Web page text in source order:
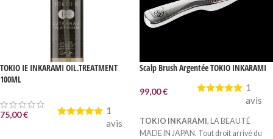
TOKIO IE INKARAMI OIL.TREATMENT
100ML
75,00€
1
avis
Scalp Brush Argentée TOKIO INKARAMI
99,00€
1
avis
TOKIO INKARAMI , LA BEAUTÉ
MADE IN JAPAN. Tout droit arrivé du